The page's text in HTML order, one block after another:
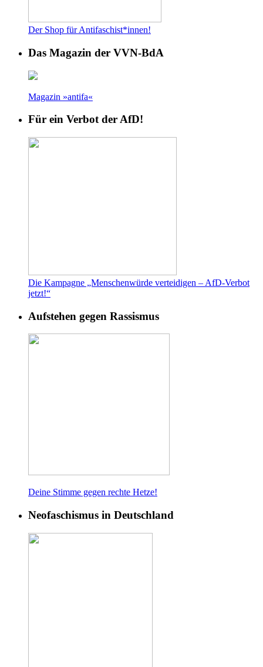
Der Shop für Antifaschist*innen!
Das Magazin der VVN-BdA
Magazin »antifa«
Für ein Verbot der AfD!
Die Kampagne „Menschenwürde verteidigen – AfD-Verbot
jetzt!“
Aufstehen gegen Rassismus
Deine Stimme gegen rechte Hetze!
Neofaschismus in Deutschland